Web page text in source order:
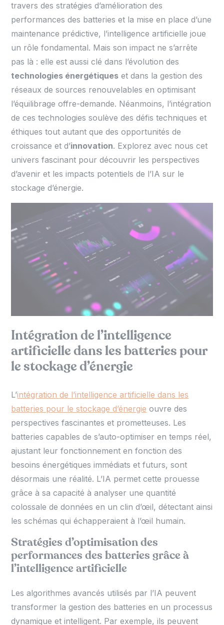
travers des stratégies d’amélioration des
performances des batteries et la mise en place d’une
maintenance prédictive, l’intelligence artificielle joue
un rôle fondamental. Mais son impact ne s’arrête
pas là : elle est aussi clé dans l’évolution des
technologies énergétiques et dans la gestion des
réseaux de sources renouvelables en optimisant
l’équilibrage offre-demande. Néanmoins, l’intégration
de ces technologies soulève des défis techniques et
éthiques tout autant que des opportunités de
croissance et d’innovation. Explorez avec nous cet
univers fascinant pour découvrir les perspectives
d’avenir et les impacts potentiels de l’IA sur le
stockage d’énergie.
Intégration de l’intelligence
artificielle dans les batteries pour
le stockage d’énergie
L’intégration de l’intelligence artificielle dans les
batteries pour le stockage d’énergie ouvre des
perspectives fascinantes et prometteuses. Les
batteries capables de s’auto-optimiser en temps réel,
ajustant leur fonctionnement en fonction des
besoins énergétiques immédiats et futurs, sont
désormais une réalité. L’IA permet cette prouesse
grâce à sa capacité à analyser une quantité
colossale de données en un clin d’œil, détectant ainsi
les schémas qui échapperaient à l’œil humain.
Stratégies d’optimisation des
performances des batteries grâce à
l’intelligence artificielle
Les algorithmes avancés utilisés par l’IA peuvent
transformer la gestion des batteries en un processus
dynamique et intelligent. Par exemple, ils peuvent